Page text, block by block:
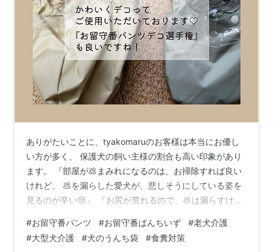
ありがたいことに、tyakomaruのお客様は本当にお優し
い方が多く、 保護犬の飼い主様の割合も高い印象があり
ます。 『部屋が💩まみれになるのは、お掃除すれば良い
けれど、 💩を漏らした愛犬が、悲しそうにしている姿を
見るのが辛い😢』 『お尻が荒れるので、💩は漏らすけど
どれも “手間よりも愛犬の心や身体を守りたい” という、
深い愛情がにじむ言葉ばかりです。 こんな飼い主様に巡
#お留守番パンツ #お留守番ぱんちいず #老犬介護
#大型犬介護 #犬のうんち袋 #食糞対策